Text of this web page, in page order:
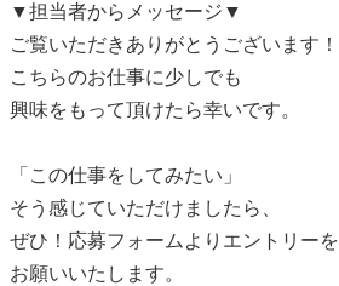
▼担当者からメッセージ▼
ご覧いただきありがとうございます！
こちらのお仕事に少しでも
興味をもって頂けたら幸いです。
「この仕事をしてみたい」
そう感じていただけましたら、
ぜひ！応募フォームよりエントリーを
お願いいたします。